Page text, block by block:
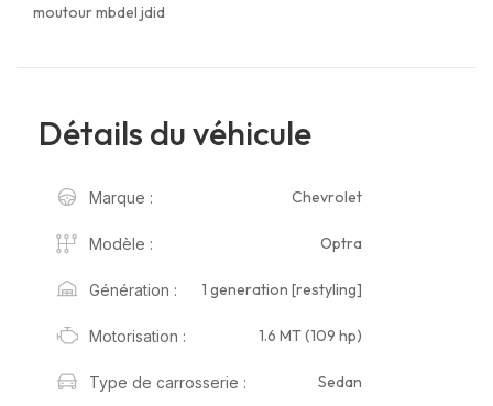
moutour mbdel jdid
Détails du véhicule
Marque : Chevrolet
Modèle : Optra
Génération : 1 generation [restyling]
Motorisation : 1.6 MT (109 hp)
Type de carrosserie : Sedan